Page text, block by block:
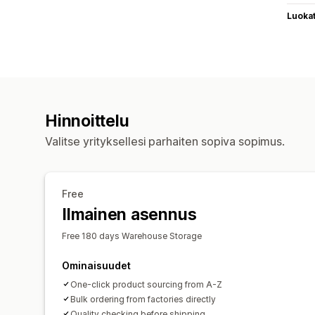
Luokat
Hinnoittelu
Valitse yrityksellesi parhaiten sopiva sopimus.
Free
Ilmainen asennus
Free 180 days Warehouse Storage
Ominaisuudet
One-click product sourcing from A-Z
Bulk ordering from factories directly